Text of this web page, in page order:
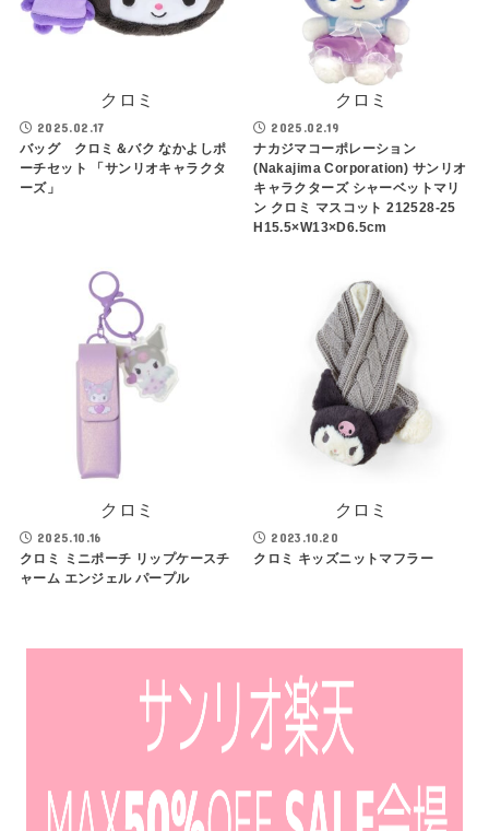
クロミ
2025.02.17
バッグ クロミ＆バク なかよしポ
ーチセット 「サンリオキャラクタ
ーズ」
クロミ
2025.02.19
ナカジマコーポレーション
(Nakajima Corporation) サンリオ
キャラクターズ シャーベットマリ
ン クロミ マスコット 212528-25
H15.5×W13×D6.5cm
クロミ
2025.10.16
クロミ ミニポーチ リップケースチ
ャーム エンジェル パープル
クロミ
2023.10.20
クロミ キッズニットマフラー